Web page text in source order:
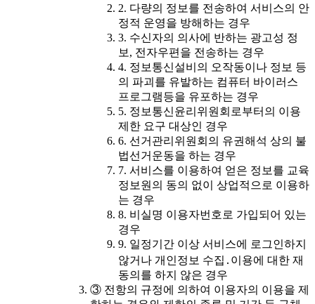
2. 다량의 정보를 전송하여 서비스의 안
정적 운영을 방해하는 경우
3. 수신자의 의사에 반하는 광고성 정
보, 전자우편을 전송하는 경우
4. 정보통신설비의 오작동이나 정보 등
의 파괴를 유발하는 컴퓨터 바이러스
프로그램등을 유포하는 경우
5. 정보통신윤리위원회로부터의 이용
제한 요구 대상인 경우
6. 선거관리위원회의 유권해석 상의 불
법선거운동을 하는 경우
7. 서비스를 이용하여 얻은 정보를 교육
정보원의 동의 없이 상업적으로 이용하
는 경우
8. 비실명 이용자번호로 가입되어 있는
경우
9. 일정기간 이상 서비스에 로그인하지
않거나 개인정보 수집․이용에 대한 재
동의를 하지 않은 경우
③ 전항의 규정에 의하여 이용자의 이용을 제